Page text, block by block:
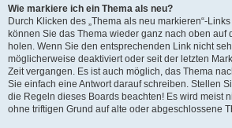
Wie markiere ich ein Thema als neu?
Durch Klicken des „Thema als neu markieren“-
können Sie das Thema wieder ganz nach oben auf
holen. Wenn Sie den entsprechenden Link nicht
möglicherweise deaktiviert oder seit der letzten
Zeit vergangen. Es ist auch möglich, das Thema
Sie einfach eine Antwort darauf schreiben. Stellen
die Regeln dieses Boards beachten! Es wird meist
ohne triftigen Grund auf alte oder abgeschlossene